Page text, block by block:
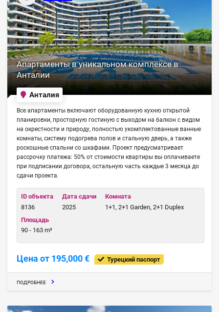
Апартаменты в уникальном комплексе в
Анталии
Анталия
Все апартаменты включают оборудованную кухню открытой
планировки, просторную гостиную с выходом на балкон с видом
на окрестности и природу, полностью укомплектованные ванные
комнаты, систему подогрева полов и стальную дверь, а также
роскошные спальни со шкафами. Проект предусматривает
рассрочку платежа: 50% от стоимости квартиры вы оплачиваете
при подписании договора, остальную часть каждые 3 месяца до
сдачи проекта.
ID объекта
8136
Дата сдачи
2025
Комната
1+1, 2+1 Garden, 2+1 Duplex
Площадь
90 - 163 m²
Цена от 195,000 € Турецкий паспорт
ПОДРОБНЕЕ